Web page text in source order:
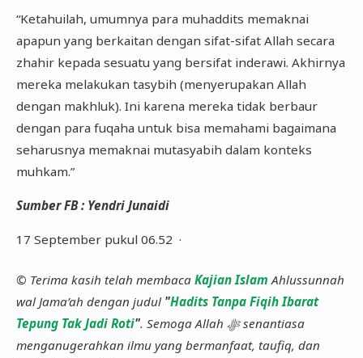
“Ketahuilah, umumnya para muhaddits memaknai
apapun yang berkaitan dengan sifat-sifat Allah secara
zhahir kepada sesuatu yang bersifat inderawi. Akhirnya
mereka melakukan tasybih (menyerupakan Allah
dengan makhluk). Ini karena mereka tidak berbaur
dengan para fuqaha untuk bisa memahami bagaimana
seharusnya memaknai mutasyabih dalam konteks
muhkam.”
Sumber FB : Yendri Junaidi
17 September pukul 06.52 ·
© Terima kasih telah membaca Kajian Islam Ahlussunnah
wal Jama’ah dengan judul "Hadits Tanpa Fiqih Ibarat
Tepung Tak Jadi Roti". Semoga Allah ﷻ senantiasa
menganugerahkan ilmu yang bermanfaat, taufiq, dan